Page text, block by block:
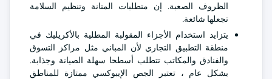
الظروف الصعبة. إن متطلبات المتانة وتنظيم السلامة
تجعلها شائعة.
يتزايد استخدام الأجزاء المقولبة المطلية بالأكريليك في
منطقة التطبيق التجاري لأن المباني مثل مراكز التسوق
والفنادق والمكاتب تتطلب أسطحا سهلة الصيانة وجذابة.
بشكل عام ، تعتبر الجص الإيبوكسي ممتازة للمناطق